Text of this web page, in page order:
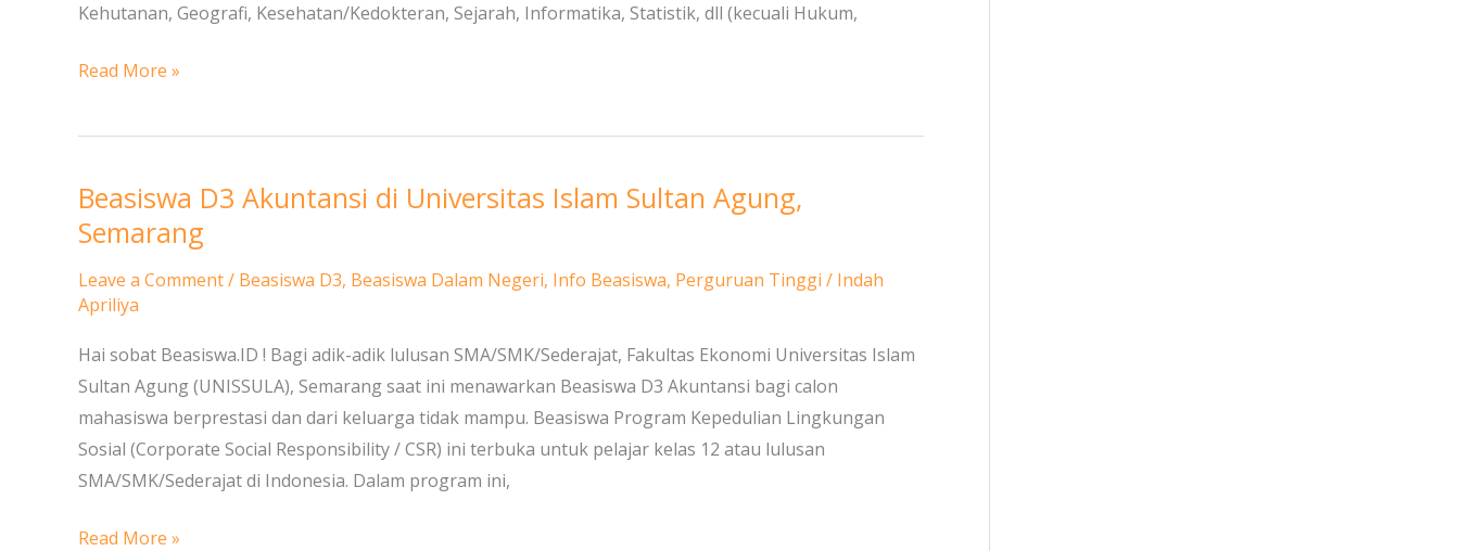
Kehutanan, Geografi, Kesehatan/Kedokteran, Sejarah, Informatika, Statistik, dll (kecuali Hukum,
S1
Read More »
Beasiswa D3 Akuntansi di Universitas Islam Sultan Agung,
Semarang
Leave a Comment/ Beasiswa D3, Beasiswa Dalam Negeri, Info Beasiswa, Perguruan Tinggi / Indah
Apriliya
Hai sobat Beasiswa.ID ! Bagi adik-adik lulusan SMA/SMK/Sederajat, Fakultas Ekonomi Universitas Islam
Sultan Agung (UNISSULA), Semarang saat ini menawarkan Beasiswa D3 Akuntansi bagi calon
mahasiswa berprestasi dan dari keluarga tidak mampu. Beasiswa Program Kepedulian Lingkungan
Sosial (Corporate Social Responsibility / CSR) ini terbuka untuk pelajar kelas 12 atau lulusan
SMA/SMK/Sederajat di Indonesia. Dalam program ini,
Beasiswa
D3
di
Universitas
Islam
Sultan
Agung,
Semarang
Read More »